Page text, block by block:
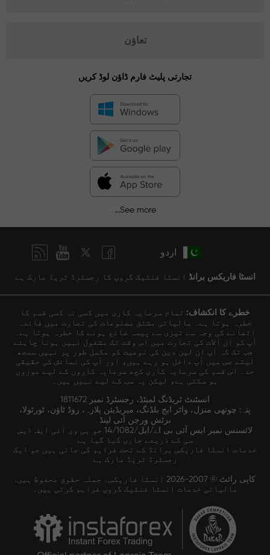
تعاؤن
تجارتی پلیٹ فارم ڈاؤن لوڈ کریں
See more...
اردو
انسٹا فاریکس برانڈ انسٹا فنٹیک گروپ کا رجسٹرڈ ٹریڈ مارک ہے
خطرے کا انکشاف: تمام سرمایہ کاری میں کسی نہ کسی قسم کا
خطرہ ہوتا ہے۔ مالیاتی مشتق مصنوعات کی تجارت میں فائدہ
اٹھانے کی وجہ سے تیزی سے پیسہ ضائع ہونے کا خطرہ ہوتا ہے۔
آپ کو ان آلات کی تجارت میں اس وقت تک مشغول نہیں ہونا چاہئے
جب تک کہ آپ ان لین دین کی نوعیت کو مکمل طور پر نہیں سمجھ
لیتے جس میں آپ داخل ہو رہے ہیں، اور آپ کی نمائش کی حقیقی
حد۔ اس قسم کی سرمایہ کاری کچھ سرمایہ کاروں کے لیے موزوں
ہو سکتی ہے، لیکن یہ سب کے لیے نہیں ہیں۔
انسٹنٹ ٹریڈنگ لمیٹڈ، رجسٹرڈ نمبر 1811672
پتہ: چوتھی منزل، واٹر ایج بلڈنگ، میریڈیئن پلازہ، روڈ ٹاؤن، ٹورٹولا،
برٹش ورجن آئی لینڈ
لائسنس نمبر ایس آئی بی اے/ایل/14/1082 جو بی وی آئی ایف ایس
سی کے ذریعے جاری کیا گیا ہے
خدمات انسٹا فاریکس برانڈ کے تحت فراہم کی جاتی ہیں جو ایک
رجسٹرڈ ٹریڈ مارک ہے
کاپی رائٹ © 2007-2026 انسٹا فاریکس۔ جملہ حقوق محفوظ ہیں.
مالیاتی خدمات انسٹا فنٹیک گروپ فراہم کرتی ہیں۔